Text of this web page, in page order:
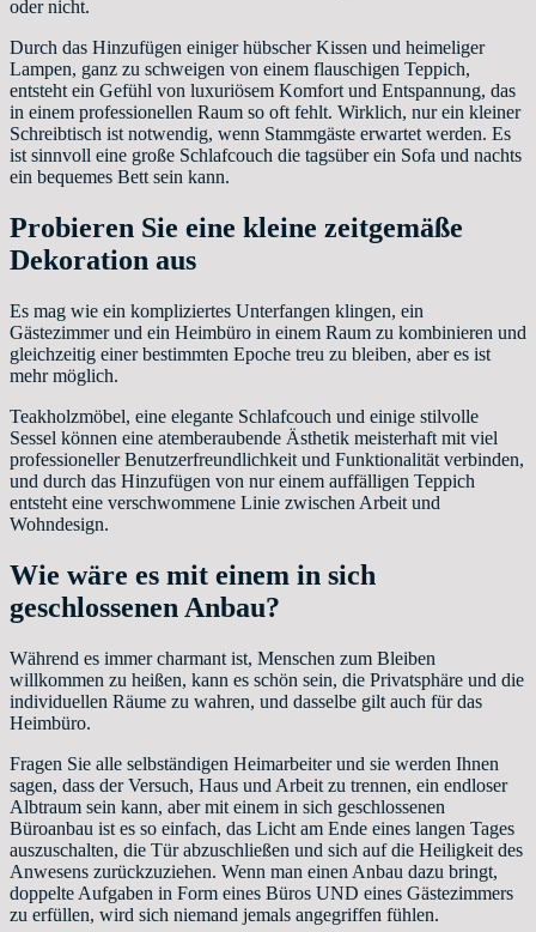
oder nicht.
Durch das Hinzufügen einiger hübscher Kissen und heimeliger
Lampen, ganz zu schweigen von einem flauschigen Teppich,
entsteht ein Gefühl von luxuriösem Komfort und Entspannung, das
in einem professionellen Raum so oft fehlt. Wirklich, nur ein kleiner
Schreibtisch ist notwendig, wenn Stammgäste erwartet werden. Es
ist sinnvoll eine große Schlafcouch die tagsüber ein Sofa und nachts
ein bequemes Bett sein kann.
Probieren Sie eine kleine zeitgemäße
Dekoration aus
Es mag wie ein kompliziertes Unterfangen klingen, ein
Gästezimmer und ein Heimbüro in einem Raum zu kombinieren und
gleichzeitig einer bestimmten Epoche treu zu bleiben, aber es ist
mehr möglich.
Teakholzmöbel, eine elegante Schlafcouch und einige stilvolle
Sessel können eine atemberaubende Ästhetik meisterhaft mit viel
professioneller Benutzerfreundlichkeit und Funktionalität verbinden,
und durch das Hinzufügen von nur einem auffälligen Teppich
entsteht eine verschwommene Linie zwischen Arbeit und
Wohndesign.
Wie wäre es mit einem in sich
geschlossenen Anbau?
Während es immer charmant ist, Menschen zum Bleiben
willkommen zu heißen, kann es schön sein, die Privatsphäre und die
individuellen Räume zu wahren, und dasselbe gilt auch für das
Heimbüro.
Fragen Sie alle selbständigen Heimarbeiter und sie werden Ihnen
sagen, dass der Versuch, Haus und Arbeit zu trennen, ein endloser
Albtraum sein kann, aber mit einem in sich geschlossenen
Büroanbau ist es so einfach, das Licht am Ende eines langen Tages
auszuschalten, die Tür abzuschließen und sich auf die Heiligkeit des
Anwesens zurückzuziehen. Wenn man einen Anbau dazu bringt,
doppelte Aufgaben in Form eines Büros UND eines Gästezimmers
zu erfüllen, wird sich niemand jemals angegriffen fühlen.